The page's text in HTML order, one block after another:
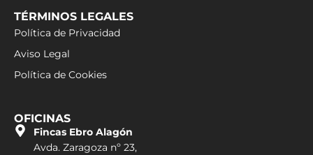
TÉRMINOS LEGALES
Política de Privacidad
Aviso Legal
Política de Cookies
OFICINAS
Fincas Ebro Alagón
Avda. Zaragoza nº 23,